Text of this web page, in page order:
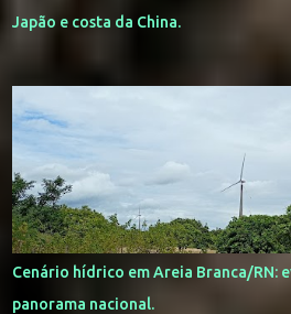
Japão e costa da China.
Cenário hídrico em Areia Branca/RN:
panorama nacional.